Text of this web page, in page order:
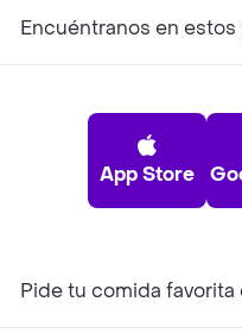
Encuéntranos en estos
App Store
Pide tu comida favorita